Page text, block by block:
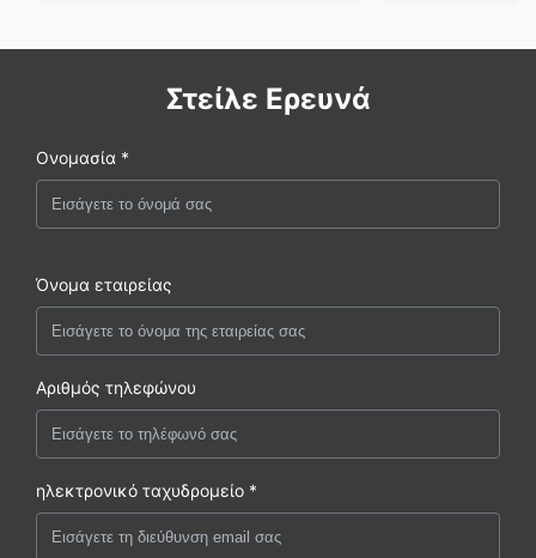
Στείλε Ερευνά
Ονομασία *
Όνομα εταιρείας
Αριθμός τηλεφώνου
ηλεκτρονικό ταχυδρομείο *